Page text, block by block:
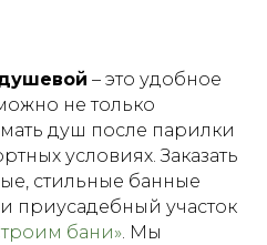
– это удобное
не только
душ после парилки
условиях. Заказать
стильные банные
приусадебный участок
бани». Мы